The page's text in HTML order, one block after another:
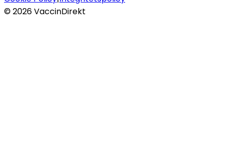
©2026VaccinDirekt